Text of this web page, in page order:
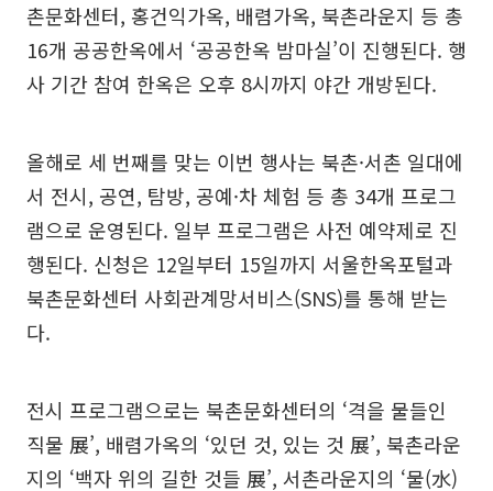
촌문화센터, 홍건익가옥, 배렴가옥, 북촌라운지 등 총
16개 공공한옥에서 ‘공공한옥 밤마실’이 진행된다. 행
사 기간 참여 한옥은 오후 8시까지 야간 개방된다.
올해로 세 번째를 맞는 이번 행사는 북촌·서촌 일대에
서 전시, 공연, 탐방, 공예·차 체험 등 총 34개 프로그
램으로 운영된다. 일부 프로그램은 사전 예약제로 진
행된다. 신청은 12일부터 15일까지 서울한옥포털과
북촌문화센터 사회관계망서비스(SNS)를 통해 받는
다.
전시 프로그램으로는 북촌문화센터의 ‘격을 물들인
직물 展’, 배렴가옥의 ‘있던 것, 있는 것 展’, 북촌라운
지의 ‘백자 위의 길한 것들 展’, 서촌라운지의 ‘물(水)